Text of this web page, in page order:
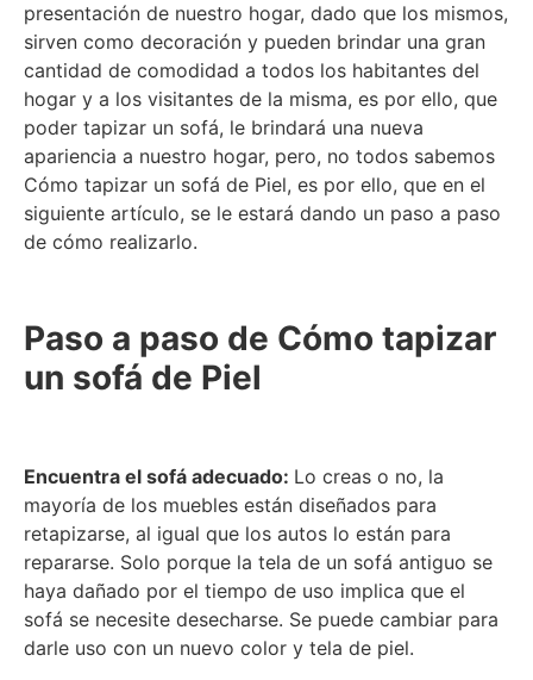
presentación de nuestro hogar, dado que los mismos,
sirven como decoración y pueden brindar una gran
cantidad de comodidad a todos los habitantes del
hogar y a los visitantes de la misma, es por ello, que
poder tapizar un sofá, le brindará una nueva
apariencia a nuestro hogar, pero, no todos sabemos
Cómo tapizar un sofá de Piel, es por ello, que en el
siguiente artículo, se le estará dando un paso a paso
de cómo realizarlo.
Paso a paso de Cómo tapizar
un sofá de Piel
Encuentra el sofá adecuado: Lo creas o no, la
mayoría de los muebles están diseñados para
retapizarse, al igual que los autos lo están para
repararse. Solo porque la tela de un sofá antiguo se
haya dañado por el tiempo de uso implica que el
sofá se necesite desecharse. Se puede cambiar para
darle uso con un nuevo color y tela de piel.